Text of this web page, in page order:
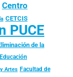
Centro
CETCIS
PUCE
de la
Educación
Artes Facultad de